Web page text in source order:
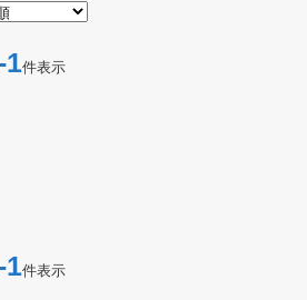
件表示
件表示